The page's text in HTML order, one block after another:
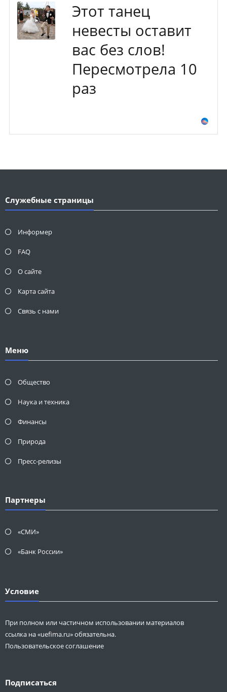
Этот танец
невесты оставит
вас без слов!
Пересмотрела 10
раз
Служебные страницы
Информер
FAQ
О сайте
Карта сайта
Связь с нами
Меню
Общество
Наука и техника
Финансы
Природа
Пресс-релизы
Партнеры
«СМИ»
«Банк России»
Условие
При полном или частичном использовании материалов
ссылка на «uefima.ru» обязательна.
Пользовательское соглашение
Подписаться